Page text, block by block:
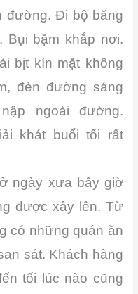
đường. Đi bộ băng
Bụi bặm khắp nơi.
bịt kín mặt không
đèn đường sáng
ngoài đường.
khát buổi tối rất
ngày xưa bây giờ
được xây lên. Từ
có những quán ăn
sát. Khách hàng
tối lúc nào cũng